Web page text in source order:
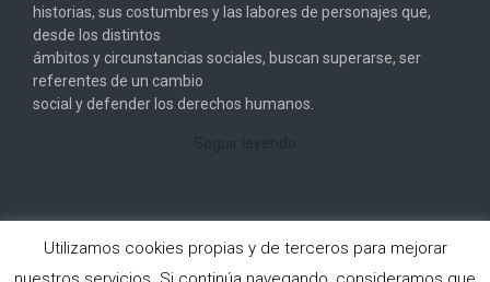
historias, sus costumbres y las labores de personajes que,
desde los distintos
ámbitos y circunstancias sociales, buscan superarse, ser
referentes de un cambio
social y defender los derechos humanos.
Utilizamos cookies propias y de terceros para mejorar